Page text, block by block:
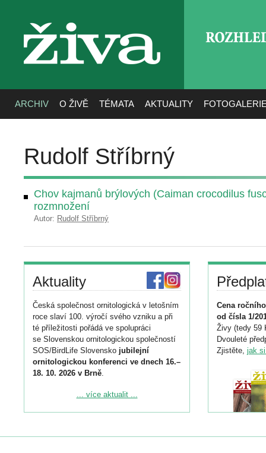
živa
ARCHIV O ŽIVĚ TÉMATA AKTUALITY
Rudolf Stříbrný
Chov kajmanů brýlových (Caiman crocodilus
rozmnožení
Autor: Rudolf Stříbrný
Aktuality
Česká společnost ornitologická v letošním
roce slaví 100. výročí svého vzniku a při
té příležitosti pořádá ve spolupráci
se Slovenskou ornitologickou společností
SOS/BirdLife Slovensko jubilejní
ornitologickou konferenci ve dnech 16.–
18. 10. 2026 v Brně.
Podrobnější informace ke konferenci
Registrovat se můžete do 6. září.
... více aktualit ...
Cena
od čísla 1/
Živy (tedy 59
Dvouleté
Zjistěte, jak